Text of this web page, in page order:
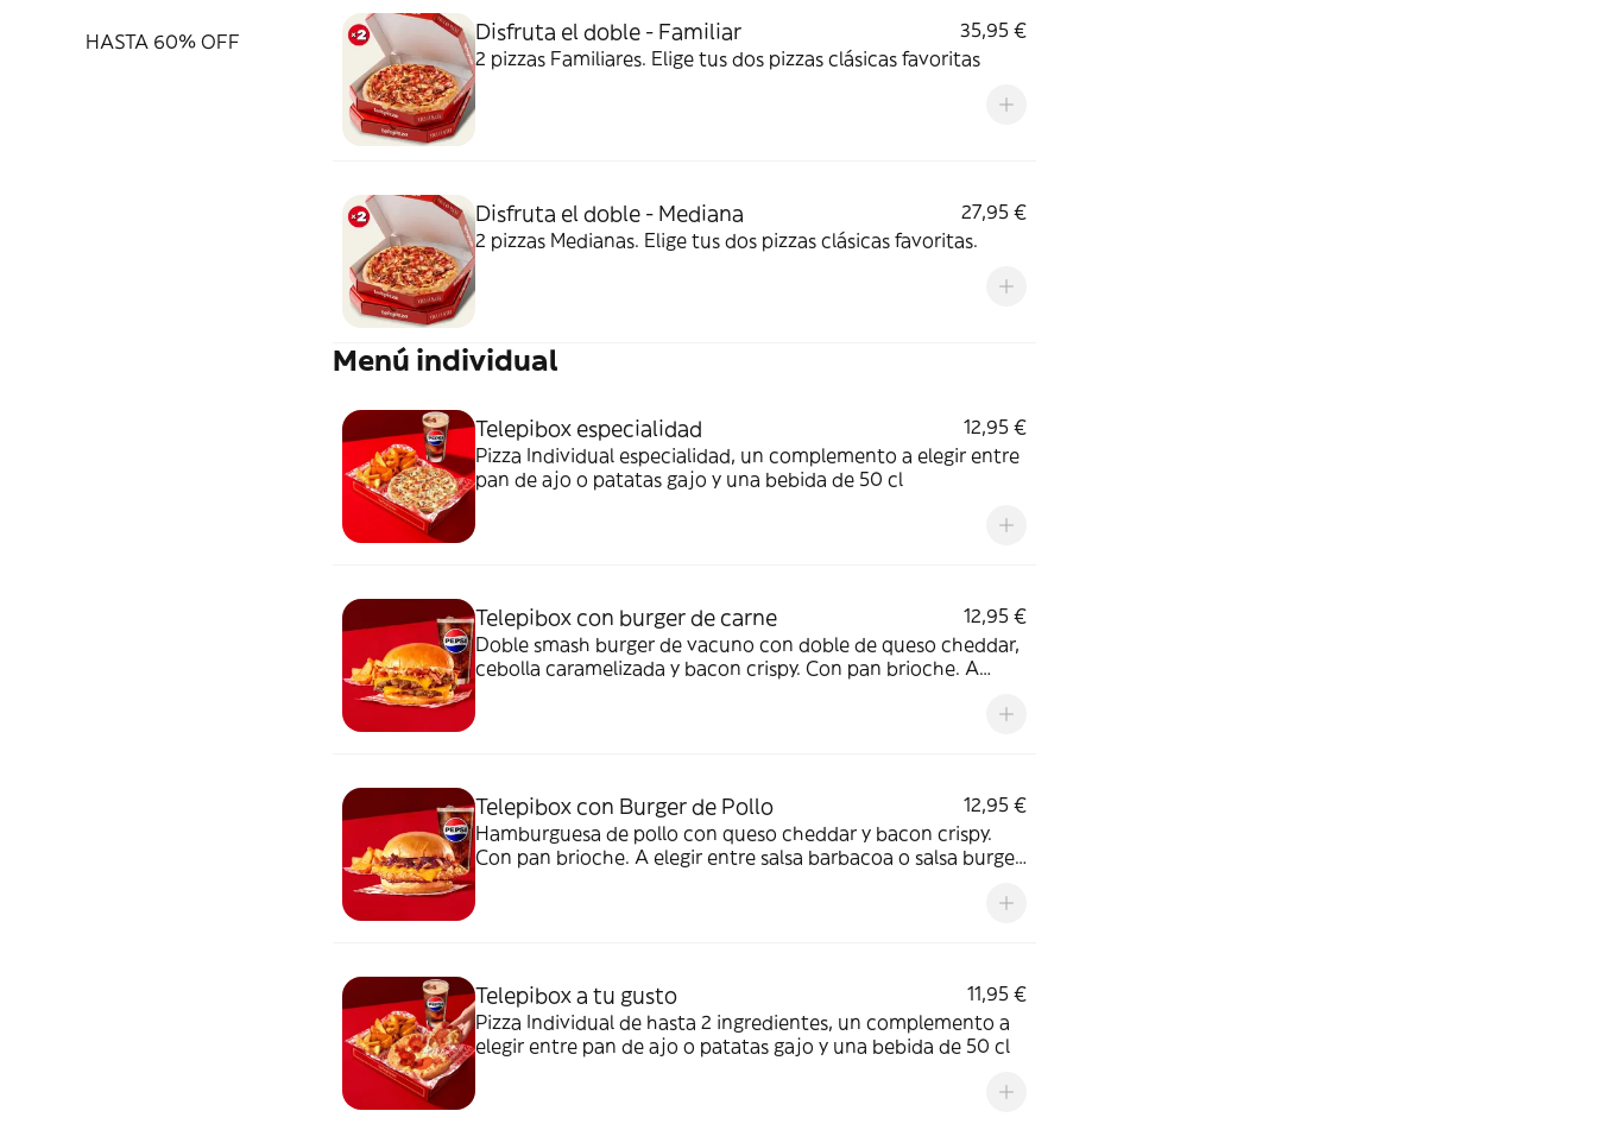
HASTA 60% OFF Disfruta el doble - Familiar
35,95 €
2 pizzas Familiares. Elige tus dos pizzas clásicas favoritas
Disfruta el doble - Mediana
27,95 €
2 pizzas Medianas. Elige tus dos pizzas clásicas favoritas.
Menú individual
Telepibox especialidad
12,95 €
Pizza Individual especialidad, un complemento a elegir entre
pan de ajo o patatas gajo y una bebida de 50 cl
Telepibox con burger de carne
12,95 €
Doble smash burger de vacuno con doble de queso cheddar,
cebolla caramelizada y bacon crispy. Con pan brioche. A
Telepibox con Burger de Pollo
12,95 €
Hamburguesa de pollo con queso cheddar y bacon crispy.
Con pan brioche. A elegir entre salsa barbacoa o salsa burger.
Telepibox a tu gusto
11,95 €
Pizza Individual de hasta 2 ingredientes, un complemento a
elegir entre pan de ajo o patatas gajo y una bebida de 50 cl